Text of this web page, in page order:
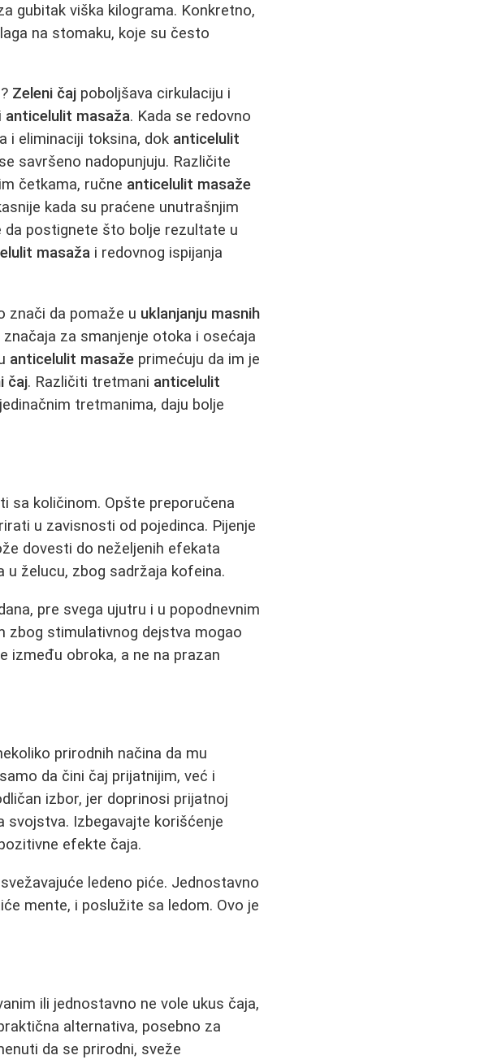
gubitak viška kilograma. Konkretno,
na stomaku, koje su često
Zeleni čaj poboljšava cirkulaciju i
anticelulit masaža. Kada se redovno
i eliminaciji toksina, dok anticelulit
savršeno nadopunjuju. Različite
četkama, ručne anticelulit masaže
kada su praćene unutrašnjim
da postignete što bolje rezultate u
masaža i redovnog ispijanja
znači da pomaže u uklanjanju masnih
za smanjenje otoka i osećaja
anticelulit masaže primećuju da im je
čaj. Različiti tretmani anticelulit
tretmanima, daju bolje
sa količinom. Opšte preporučena
u zavisnosti od pojedinca. Pijenje
dovesti do neželjenih efekata
u želucu, zbog sadržaja kofeina.
pre svega ujutru i u popodnevnim
zbog stimulativnog dejstva mogao
između obroka, a ne na prazan
prirodnih načina da mu
da čini čaj prijatnijim, već i
izbor, jer doprinosi prijatnoj
svojstva. Izbegavajte korišćenje
efekte čaja.
ledeno piće. Jednostavno
mente, i poslužite sa ledom. Ovo je
ili jednostavno ne vole ukus čaja,
alternativa, posebno za
da se prirodni, sveže